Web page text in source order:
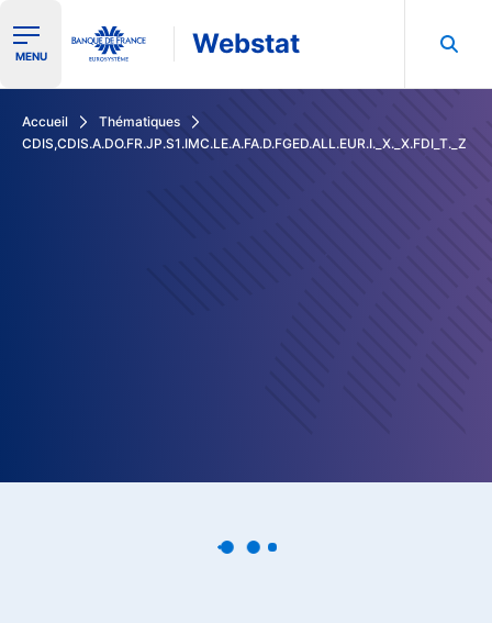
Ouvrir le menu de navigation
MENU Webstat
Accueil
Thématiques
CDIS,CDIS.A.DO.FR.JP.S1.IMC.LE.A.FA.D.FGED.ALL.EUR.I._X._X.FDI_T._Z